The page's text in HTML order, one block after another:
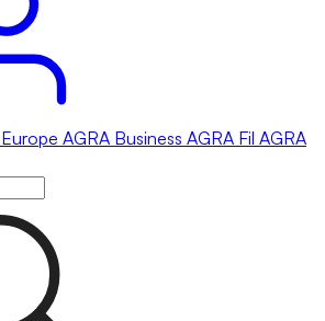
Europe AGRA Business AGRA Fil AGRA